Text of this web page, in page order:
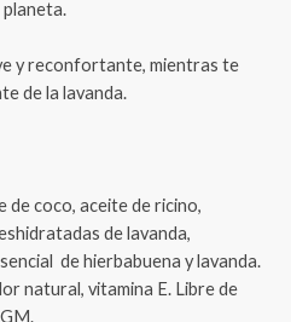
planeta.
y reconfortante, mientras te
de la lavanda.
de coco, aceite de ricino,
de lavanda,
de hierbabuena y lavanda.
natural, vitamina E. Libre de